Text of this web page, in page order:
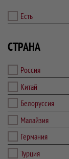
Есть
СТРАНА
Россия
Китай
Белоруссия
Малайзия
Германия
Турция